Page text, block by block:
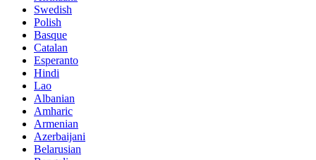
Swedish
Polish
Basque
Catalan
Esperanto
Hindi
Lao
Albanian
Amharic
Armenian
Azerbaijani
Belarusian